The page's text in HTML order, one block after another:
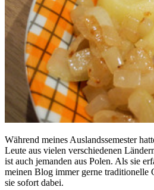
Während meines Auslandssemester
Leute aus vielen verschiedenen
ist auch jemanden aus Polen. Als sie
meinen Blog immer gerne traditionelle
sie sofort dabei.